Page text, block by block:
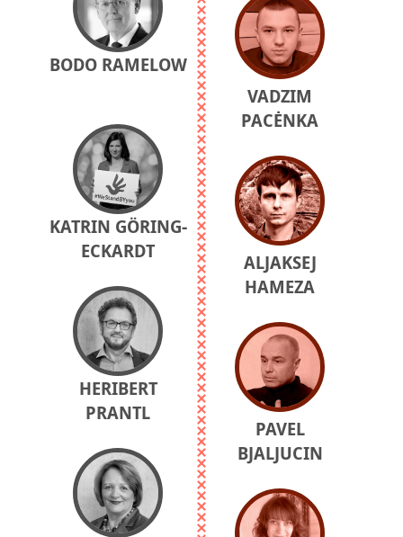
BODO RAMELOW
KATRIN GÖRING-
ECKARDT
HERIBERT
PRANTL
VADZIM
PACĖNKA
ALJAKSEJ
HAMEZA
PAVEL
BJALJUCIN